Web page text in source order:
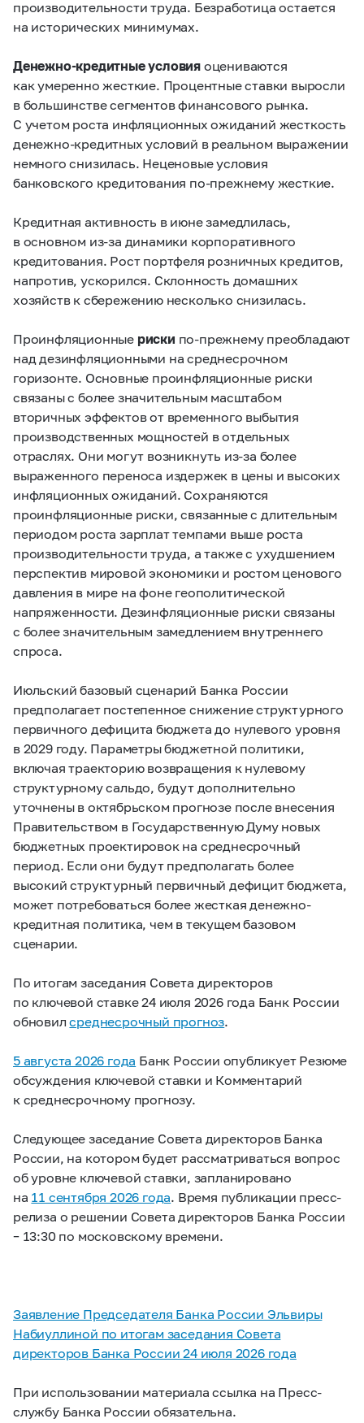
производительности труда. Безработица остается
на исторических минимумах.
Денежно-кредитные условия оцениваются
как умеренно жесткие. Процентные ставки выросли
в большинстве сегментов финансового рынка.
С учетом роста инфляционных ожиданий жесткость
денежно-кредитных условий в реальном выражении
немного снизилась. Неценовые условия
банковского кредитования по-прежнему жесткие.
Кредитная активность в июне замедлилась,
в основном из-за динамики корпоративного
кредитования. Рост портфеля розничных кредитов,
напротив, ускорился. Склонность домашних
хозяйств к сбережению несколько снизилась.
Проинфляционные риски по-прежнему преобладают
над дезинфляционными на среднесрочном
горизонте. Основные проинфляционные риски
связаны с более значительным масштабом
вторичных эффектов от временного выбытия
производственных мощностей в отдельных
отраслях. Они могут возникнуть из-за более
выраженного переноса издержек в цены и высоких
инфляционных ожиданий. Сохраняются
проинфляционные риски, связанные с длительным
периодом роста зарплат темпами выше роста
производительности труда, а также с ухудшением
перспектив мировой экономики и ростом ценового
давления в мире на фоне геополитической
напряженности. Дезинфляционные риски связаны
с более значительным замедлением внутреннего
спроса.
Июльский базовый сценарий Банка России
предполагает постепенное снижение структурного
первичного дефицита бюджета до нулевого уровня
в 2029 году. Параметры бюджетной политики,
включая траекторию возвращения к нулевому
структурному сальдо, будут дополнительно
уточнены в октябрьском прогнозе после внесения
Правительством в Государственную Думу новых
бюджетных проектировок на среднесрочный
период. Если они будут предполагать более
высокий структурный первичный дефицит бюджета,
может потребоваться более жесткая денежно-
кредитная политика, чем в текущем базовом
сценарии.
По итогам заседания Совета директоров
по ключевой ставке 24 июля 2026 года Банк России
обновилсреднесрочный прогноз.
5 августа 2026 года Банк России опубликует Резюме
обсуждения ключевой ставки и Комментарий
к среднесрочному прогнозу.
Следующее заседание Совета директоров Банка
России, на котором будет рассматриваться вопрос
об уровне ключевой ставки, запланировано
на 11 сентября 2026 года. Время публикации пресс-
релиза о решении Совета директоров Банка России
– 13:30 по московскому времени.
Заявление Председателя Банка России Эльвиры
Набиуллиной по итогам заседания Совета
директоров Банка России 24 июля 2026 года
При использовании материала ссылка на Пресс-
службу Банка России обязательна.